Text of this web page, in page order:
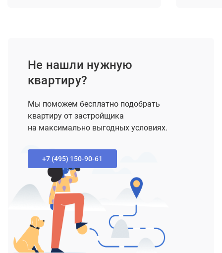
Не нашли нужную
квартиру?
Мы поможем бесплатно подобрать
квартиру от застройщика
на максимально выгодных условиях.
+7 (495) 150-90-61‬